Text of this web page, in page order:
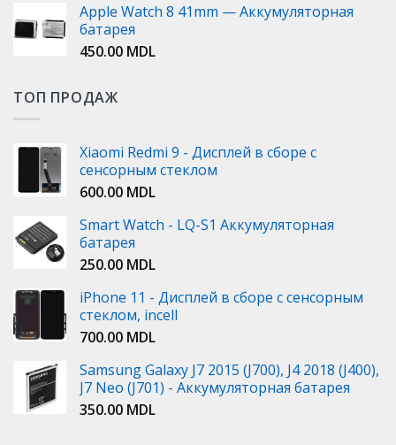
Apple Watch 8 41mm — Аккумуляторная
батарея
450.00 MDL
ТОП ПРОДАЖ
Xiaomi Redmi 9 - Дисплей в сборе с
сенсорным стеклом
600.00 MDL
Smart Watch - LQ-S1 Аккумуляторная
батарея
250.00 MDL
iPhone 11 - Дисплей в сборе с сенсорным
стеклом, incell
700.00 MDL
Samsung Galaxy J7 2015 (J700), J4 2018 (J400),
J7 Neo (J701) - Аккумуляторная батарея
350.00 MDL